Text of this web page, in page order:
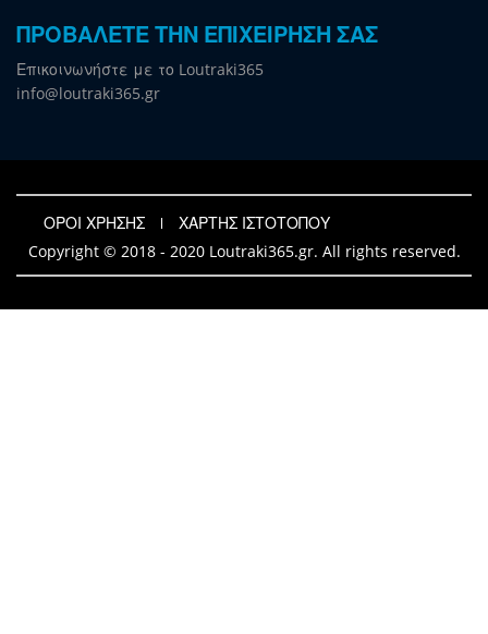
ΠΡΟΒΑΛΕΤΕ ΤΗΝ ΕΠΙΧΕΙΡΗΣΗ ΣΑΣ
Επικοινωνήστε με το Loutraki365
info@loutraki365.gr
ΟΡΟΙ ΧΡΗΣΗΣ
ΧΑΡΤΗΣ ΙΣΤΟΤΟΠΟΥ
Copyright © 2018 - 2020 Loutraki365.gr. All rights reserved.